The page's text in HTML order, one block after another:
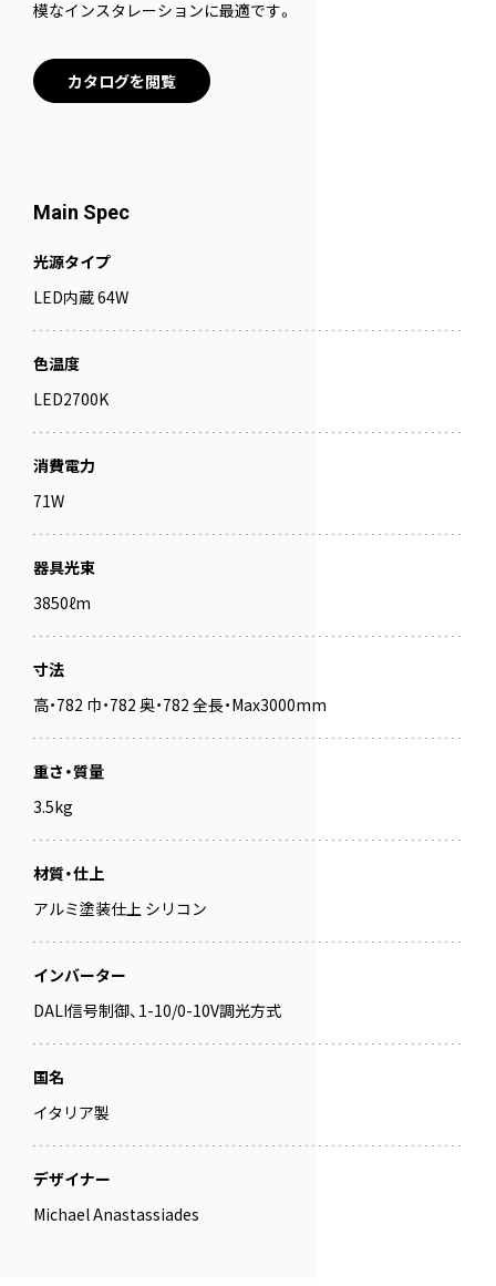
模なインスタレーションに最適です。
カタログを閲覧
Main Spec
光源タイプ
LED内蔵 64W
色温度
LED2700K
消費電力
71W
器具光束
3850ℓm
寸法
高・782 巾・782 奥・782 全長・Max3000mm
重さ・質量
3.5kg
材質・仕上
アルミ塗装仕上 シリコン
インバーター
DALI信号制御、1-10/0-10V調光方式
国名
イタリア製
デザイナー
Michael Anastassiades